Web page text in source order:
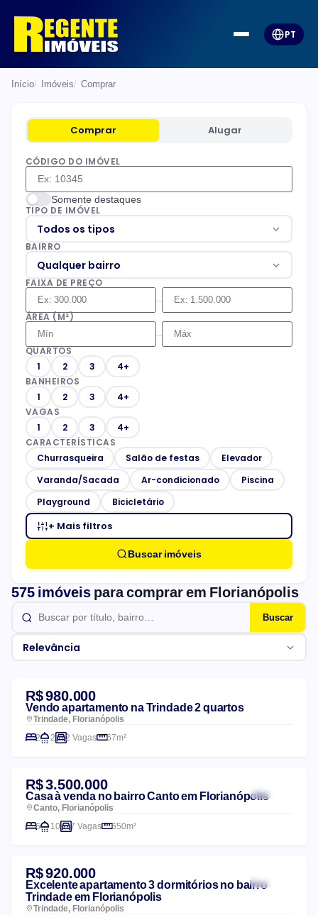
PT
Início Imóveis Comprar
Comprar Alugar
CÓDIGO DO IMÓVEL
Somente destaques
TIPO DE IMÓVEL
Todos os tipos
BAIRRO
Qualquer bairro
FAIXA DE PREÇO
–
ÁREA (M²)
–
QUARTOS
1
2 3
4+
BANHEIROS
1
2 3
4+
VAGAS
1
2 3
4+
CARACTERÍSTICAS
Churrasqueira
Salão de festas
Elevador
Varanda/Sacada
Ar-condicionado
Piscina
Playground
Bicicletário
+ Mais filtros
Buscar imóveis
575 imóveispara comprar em Florianópolis
Buscar
Relevância
Lista de imóveis
R$ 980.000
Vendo apartamento na Trindade 2 quartos
Trindade, Florianópolis
2
2 2 Vagas 67m²
R$ 3.500.000
Casa à venda no bairro Canto em Florianópolis
Canto, Florianópolis
6
10 7 Vagas 650m²
R$ 920.000
Excelente apartamento 3 dormitórios no bairro
Trindade em Florianópolis
Trindade, Florianópolis